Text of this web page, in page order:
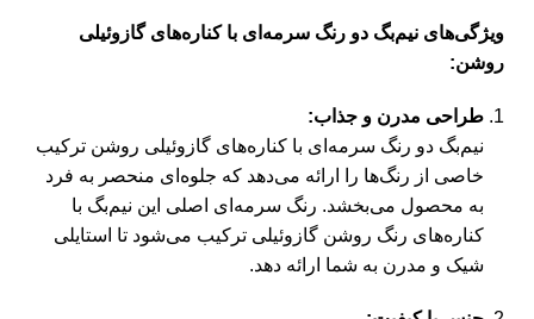
ویژگی‌های نیم‌بگ دو رنگ سرمه‌ای با کناره‌های گازوئیلی
روشن:
طراحی مدرن و جذاب:
نیم‌بگ دو رنگ سرمه‌ای با کناره‌های گازوئیلی روشن ترکیب
خاصی از رنگ‌ها را ارائه می‌دهد که جلوه‌ای منحصر به فرد
به محصول می‌بخشد. رنگ سرمه‌ای اصلی این نیم‌بگ با
کناره‌های رنگ روشن گازوئیلی ترکیب می‌شود تا استایلی
شیک و مدرن به شما ارائه دهد.